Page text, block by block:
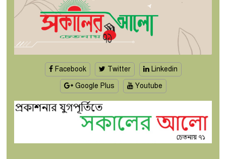
Facebook Twitter
Linkedin
Google Plus
Youtube